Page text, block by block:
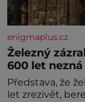
enigmaplus.cz
Železný
600 let nezná
Představa, že
let zrezivět,